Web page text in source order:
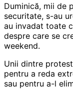
Duminică, mii de
securitate, s-au
au invadat toate
despre care se
weekend.
Unii dintre
pentru a reda
sau pentru a-l